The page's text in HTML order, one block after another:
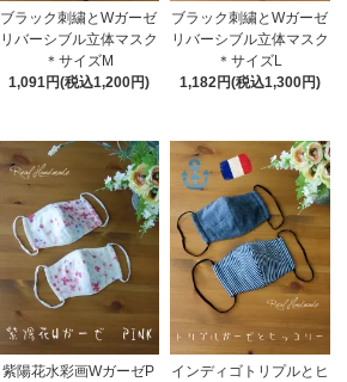
ブラック刺繍とWガーゼ
リバーシブル立体マスク
＊サイズM
1,091円(税込1,200円)
ブラック刺繍とWガーゼ
リバーシブル立体マスク
＊サイズL
1,182円(税込1,300円)
紫陽花水彩画WガーゼP
インディゴトリプルとヒ